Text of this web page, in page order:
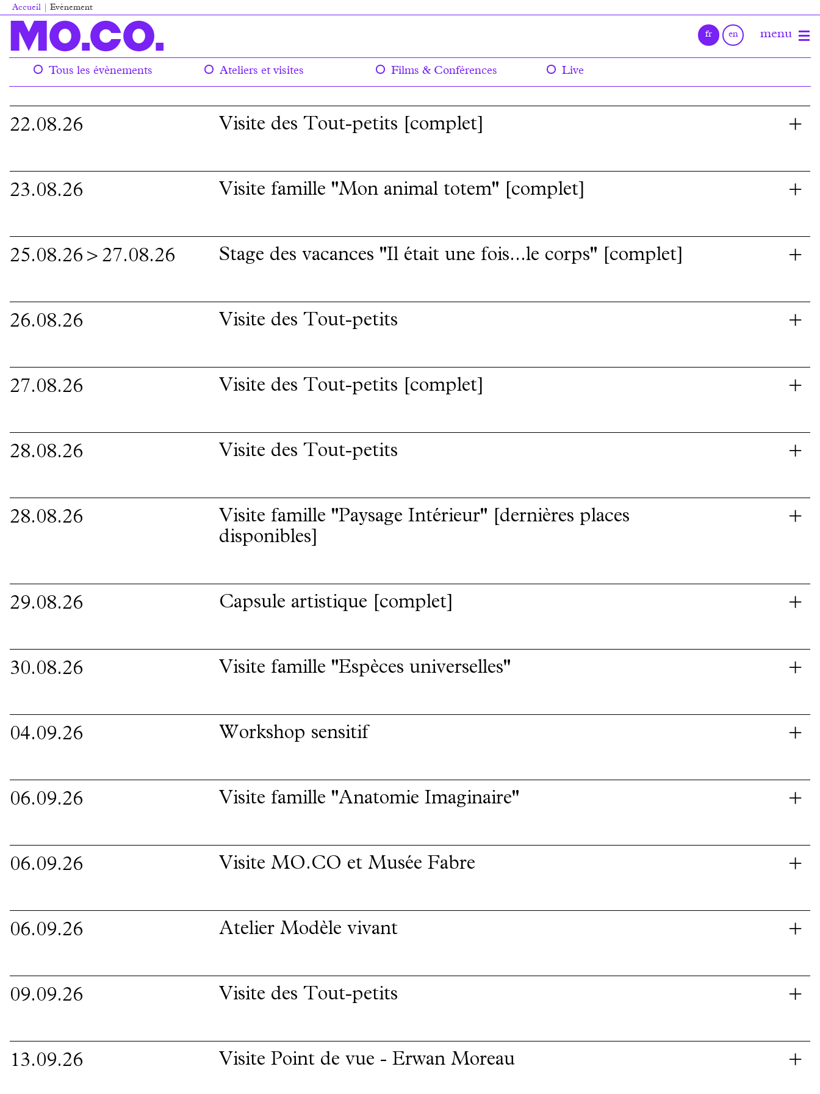
Aller
contenu
principal
Fil
d'Ariane
Accueil Evènement
MO.CO.
Main Tous les évènements Ateliers et visites Films & Conférences Live
22.08.26 Visite des Tout-petits [complet]
23.08.26 Visite famille "Mon animal totem" [complet]
25.08.26 > 27.08.26 Stage des vacances "Il était une fois...le corps" [complet]
26.08.26 Visite des Tout-petits
27.08.26 Visite des Tout-petits [complet]
28.08.26 Visite des Tout-petits
28.08.26
Visite famille "Paysage Intérieur" [dernières places
disponibles]
29.08.26 Capsule artistique [complet]
30.08.26 Visite famille "Espèces universelles"
04.09.26 Workshop sensitif
06.09.26 Visite famille "Anatomie Imaginaire"
06.09.26 Visite MO.CO et Musée Fabre
06.09.26 Atelier Modèle vivant
09.09.26 Visite des Tout-petits
13.09.26 Visite Point de vue - Erwan Moreau